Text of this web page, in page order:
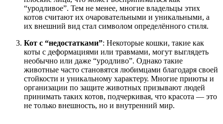
“уродливое”. Тем не менее, многие владельцы этих
котов считают их очаровательными и уникальными, а
их внешний вид стал символом определённого стиля.
Кот с “недостатками”: Некоторые кошки, такие как
коты с деформациями или травмами, могут выглядеть
необычно или даже “уродливо”. Однако такие
животные часто становятся любимцами благодаря своей
стойкости и уникальному характеру. Многие приюты и
организации по защите животных призывают людей
принимать таких котов, подчеркивая, что красота — это
не только внешность, но и внутренний мир.